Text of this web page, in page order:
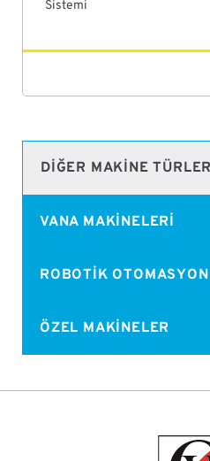
Sistemi
DIĞER MAKINE
VANA MAKINELERI
ROBOTIK OTOMASYON
ÖZEL MAKINELER